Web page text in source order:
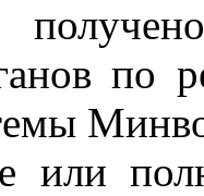
н
по
Мин
или